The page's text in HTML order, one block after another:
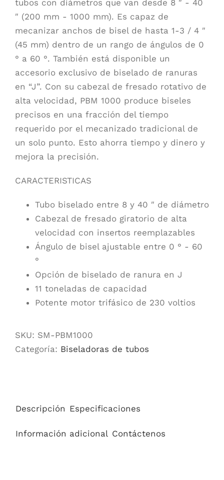
tubos con diámetros que van desde 8 ″ - 40
″ (200 mm - 1000 mm). Es capaz de
mecanizar anchos de bisel de hasta 1-3 / 4 ″
(45 mm) dentro de un rango de ángulos de 0
° a 60 °. También está disponible un
accesorio exclusivo de biselado de ranuras
en “J”. Con su cabezal de fresado rotativo de
alta velocidad, PBM 1000 produce biseles
precisos en una fracción del tiempo
requerido por el mecanizado tradicional de
un solo punto. Esto ahorra tiempo y dinero y
mejora la precisión.
CARACTERISTICAS
Tubo biselado entre 8 y 40 ″ de diámetro
Cabezal de fresado giratorio de alta
velocidad con insertos reemplazables
Ángulo de bisel ajustable entre 0 ° - 60
°
Opción de biselado de ranura en J
11 toneladas de capacidad
Potente motor trifásico de 230 voltios
SKU: SM-PBM1000
Categoría: Biseladoras de tubos
Descripción Especificaciones
Información adicional Contáctenos